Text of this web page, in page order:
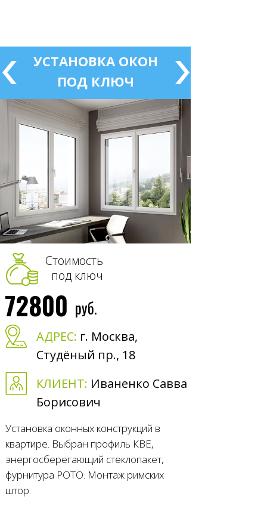
АДРЕС: г. Москва,
Студёный пр., 18
КЛИЕНТ: Иваненко Савва
Борисович
УСТАНОВКА ОКОН
ПОД КЛЮЧ
Установка оконных конструкций в
квартире. Выбран профиль КВЕ,
энергосберегающий стеклопакет,
фурнитура РОТО. Монтаж римских
штор.
Стоимость
под ключ
72800 руб.